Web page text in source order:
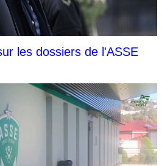
les dossiers de l'ASSE